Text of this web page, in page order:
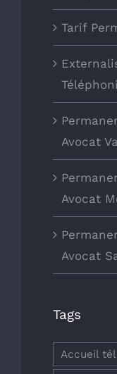
Tarif
Avocat
Avocat
Avocat
Tags
Accueil